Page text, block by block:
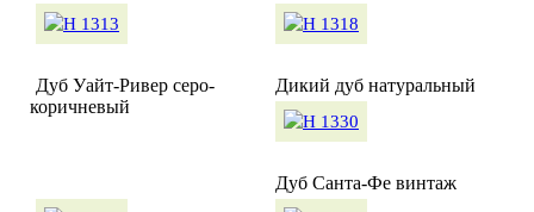
Дуб Уайт-Ривер серо-
коричневый
Дикий дуб натуральный
Дуб Санта-Фе винтаж